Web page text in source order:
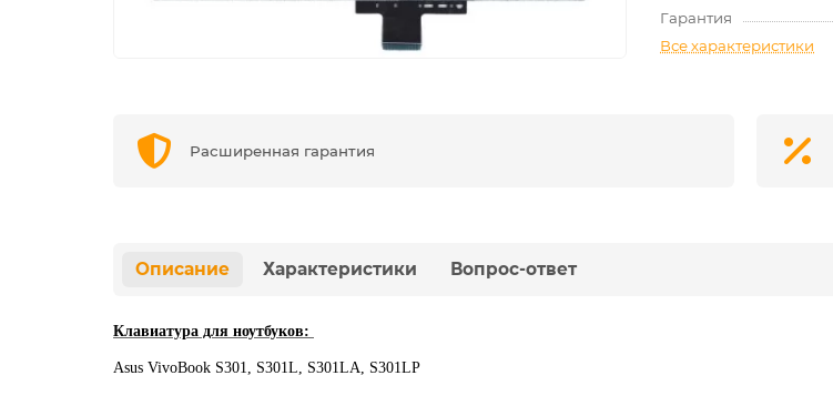
Гарантия
Все характеристики
Расширенная гарантия
Описание Характеристики Вопрос-ответ
Клавиатура для ноутбуков:
Asus VivoBook S301, S301L, S301LA, S301LP